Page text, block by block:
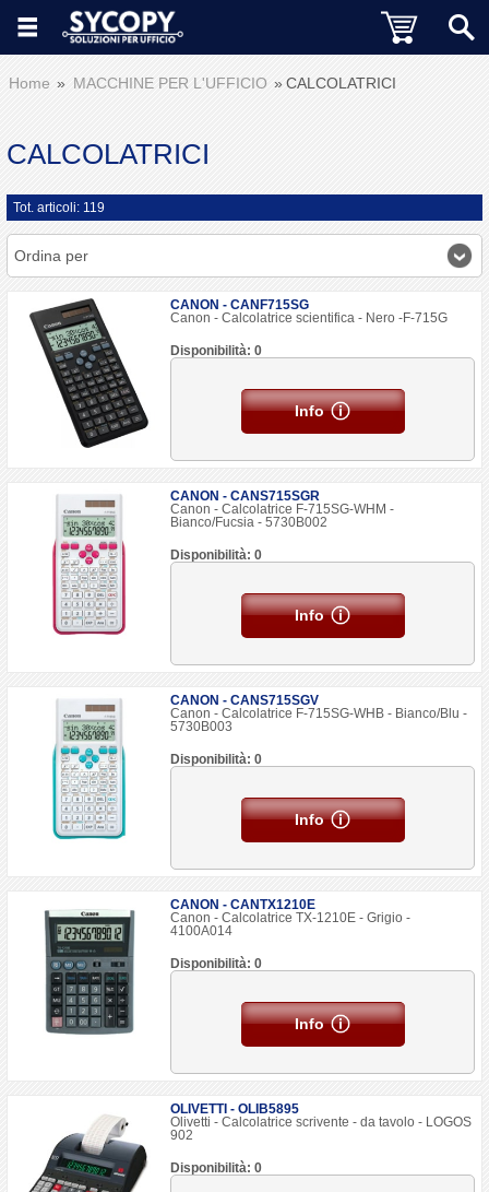
Home MACCHINE PER L'UFFICIO CALCOLATRICI
CALCOLATRICI
Tot. articoli: 119
Ordina per
CANON - CANF715SG
Canon - Calcolatrice scientifica - Nero -F-715G
Disponibilità: 0
Info
CANON - CANS715SGR
Canon - Calcolatrice F-715SG-WHM -
Bianco/Fucsia - 5730B002
Disponibilità: 0
Info
CANON - CANS715SGV
Canon - Calcolatrice F-715SG-WHB - Bianco/Blu -
5730B003
Disponibilità: 0
Info
CANON - CANTX1210E
Canon - Calcolatrice TX-1210E - Grigio -
4100A014
Disponibilità: 0
Info
OLIVETTI - OLIB5895
Olivetti - Calcolatrice scrivente - da tavolo - LOGOS
902
Disponibilità: 0